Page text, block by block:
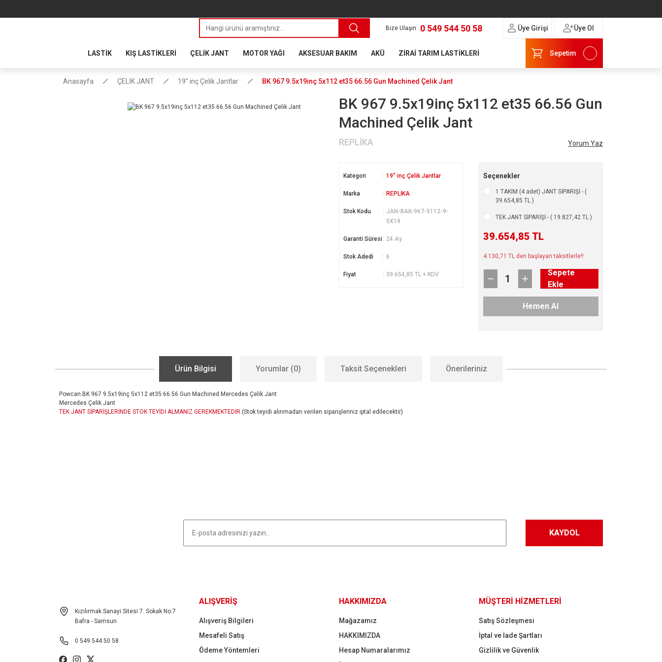
Bize Ulaşın 0 549 544 50 58 Üye Girişi Üye Ol
LASTİK KIŞ LASTİKLERİ ÇELİK JANT MOTOR YAĞI AKSESUAR BAKIM AKÜ ZİRAİ TARIM LASTİKLERİ Sepetim
Anasayfa ÇELİK JANT 19” inç Çelik Jantlar BK 967 9.5x19inç 5x112 et35 66.56 Gun Machined Çelik Jant
BK 967 9.5x19inç 5x112 et35 66.56 Gun
Machined Çelik Jant
REPLİKA Yorum Yaz
Kategori 19” inç Çelik Jantlar
Marka REPLİKA
Stok Kodu
JAN-BAK-967-5112-9-
5X19
Garanti Süresi 24 Ay
Stok Adedi 6
Fiyat 39.654,85 TL + KDV
Seçenekler
1 TAKIM (4 adet) JANT SİPARİŞİ - (
39.654,85 TL )
TEK JANT SİPARİŞİ - ( 19.827,42 TL )
39.654,85 TL
4.130,71 TL den başlayan taksitlerle!!
Sepete
Ekle
Hemen Al
Ürün Bilgisi Yorumlar (0) Taksit Seçenekleri Önerileriniz
Powcan BK 967 9.5x19inç 5x112 et35 66.56 Gun Machined Mercedes Çelik Jant
Mercedes Çelik Jant
TEK JANT SİPARİŞLERİNDE STOK TEYİDİ ALMANIZ GEREKMEKTEDİR.(Stok teyidi alınmadan verilen siparişleriniz iptal edilecektir)
KAYDOL
Kızılırmak Sanayi Sitesi 7. Sokak No:7
Bafra - Samsun
0 549 544 50 58
ALIŞVERİŞ
Alışveriş Bilgileri
Mesafeli Satış
Ödeme Yöntemleri
HAKKIMIZDA
Mağazamız
HAKKIMIZDA
Hesap Numaralarımız
MÜŞTERİ HİZMETLERİ
Satış Sözleşmesi
İptal ve İade Şartları
Gizlilik ve Güvenlik